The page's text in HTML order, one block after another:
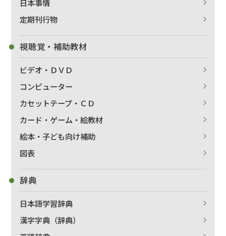
出版社名で絞り込む
著者名で絞り込む
日本事情
定期刊行物
視聴覚・補助教材
ビデオ・ＤＶＤ
コンピューター
カセットテープ・ＣＤ
カード・ゲーム・絵教材
絵本・子ども向け補助
図表
辞典
日本語学習辞典
漢字字典（辞典）